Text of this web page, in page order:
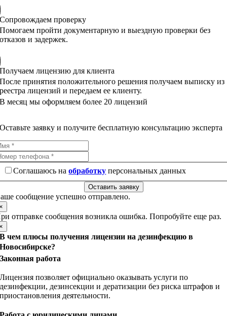
Сопровождаем проверку
Помогаем пройти документарную и выездную проверки без
отказов и задержек.
Получаем лицензию для клиента
После принятия положительного решения получаем выписку из
реестра лицензий и передаем ее клиенту.
В месяц мы оформляем более 20 лицензий
Оставьте заявку и получите бесплатную консультацию эксперта
Соглашаюсь наобработку персональных данных
Оставить заявку
сообщение успешно отправлено.
отправке сообщения возникла ошибка. Попробуйте еще раз.
В чем плюсы получения лицензии на дезинфекцию в
Новосибирске?
Законная работа
Лицензия позволяет официально оказывать услуги по
дезинфекции, дезинсекции и дератизации без риска штрафов и
приостановления деятельности.